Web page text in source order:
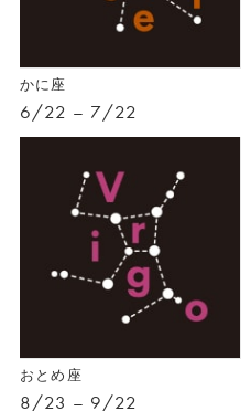
かに座
6/22 – 7/22
おとめ座
8/23 – 9/22